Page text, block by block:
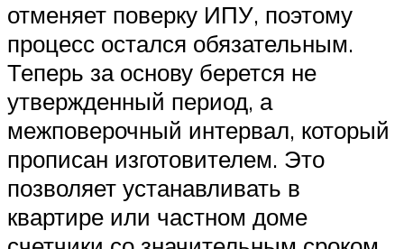
отменяет поверку ИПУ, поэтому
процесс остался обязательным.
Теперь за основу берется не
утвержденный период, а
межповерочный интервал, который
прописан изготовителем. Это
позволяет устанавливать в
квартире или частном доме